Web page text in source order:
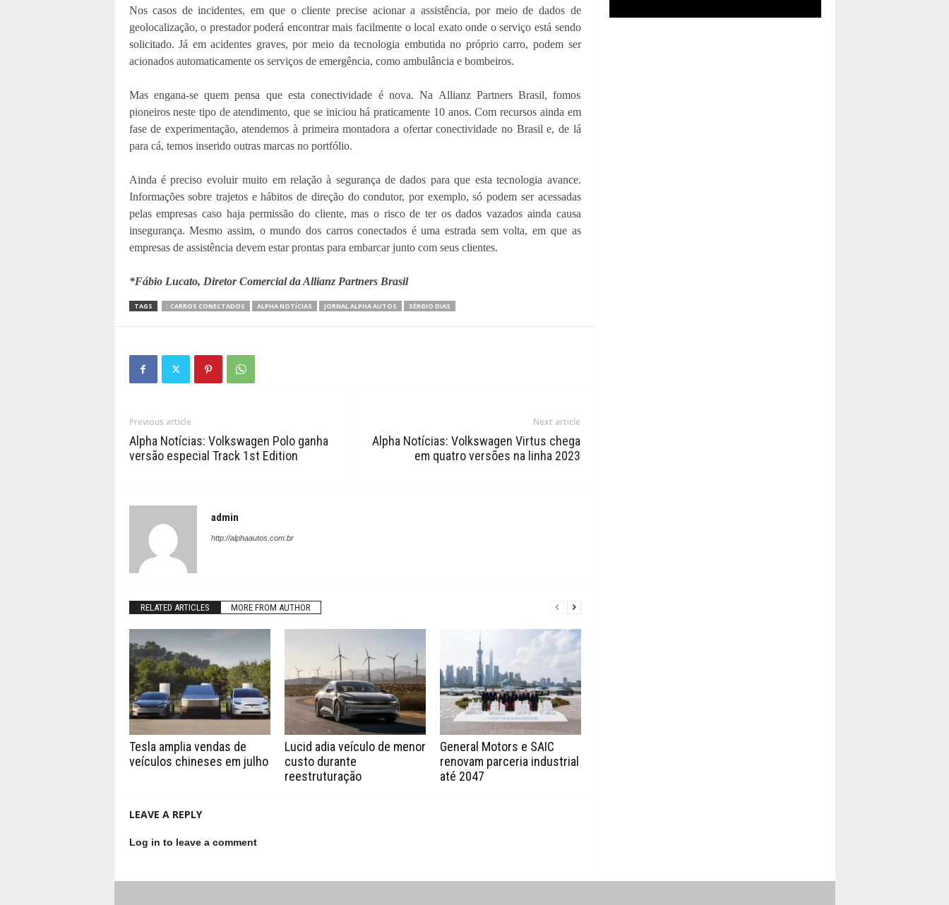
Nos casos de incidentes, em que o cliente precise acionar a assistência, por meio de dados de
geolocalização, o prestador poderá encontrar mais facilmente o local exato onde o serviço está sendo
solicitado. Já em acidentes graves, por meio da tecnologia embutida no próprio carro, podem ser
acionados automaticamente os serviços de emergência, como ambulância e bombeiros.
Mas engana-se quem pensa que esta conectividade é nova. Na Allianz Partners Brasil, fomos
pioneiros neste tipo de atendimento, que se iniciou há praticamente 10 anos. Com recursos ainda em
fase de experimentação, atendemos à primeira montadora a ofertar conectividade no Brasil e, de lá
para cá, temos inserido outras marcas no portfólio.
Ainda é preciso evoluir muito em relação à segurança de dados para que esta tecnologia avance.
Informações sobre trajetos e hábitos de direção do condutor, por exemplo, só podem ser acessadas
pelas empresas caso haja permissão do cliente, mas o risco de ter os dados vazados ainda causa
insegurança. Mesmo assim, o mundo dos carros conectados é uma estrada sem volta, em que as
empresas de assistência devem estar prontas para embarcar junto com seus clientes.
*Fábio Lucato, Diretor Comercial da Allianz Partners Brasil
TAGS : CARROS CONECTADOS ALPHA NOTÍCIAS JORNAL ALPHA AUTOS SÉRGIO DIAS
Previous article
Alpha Notícias: Volkswagen Polo ganha
versão especial Track 1st Edition
Next article
Alpha Notícias: Volkswagen Virtus chega
em quatro versões na linha 2023
admin
http://alphaautos.com.br
RELATED ARTICLES MORE FROM AUTHOR
Tesla amplia vendas de
veículos chineses em julho
Lucid adia veículo de menor
custo durante
reestruturação
General Motors e SAIC
renovam parceria industrial
até 2047
LEAVE A REPLY
Log in to leave a comment